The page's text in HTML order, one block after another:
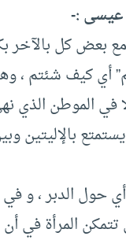
:-
بعض كل بالآخر
كيف شئتم ،
في الموطن الذي
يستمتع
أي حول الدبر ،
المرأة في أن